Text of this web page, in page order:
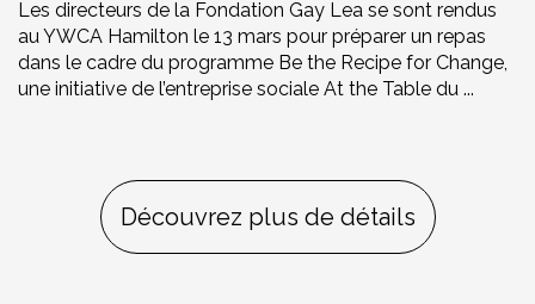
Les directeurs de la Fondation Gay Lea se sont rendus
au YWCA Hamilton le 13 mars pour préparer un repas
dans le cadre du programme Be the Recipe for Change,
une initiative de l’entreprise sociale At the Table du ...
Découvrez plus de détails